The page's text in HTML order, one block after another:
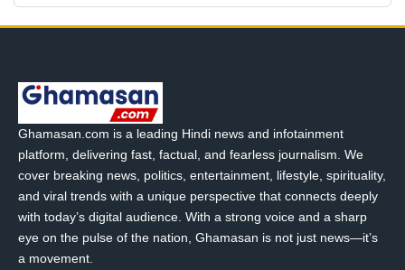
Ghamasan.com is a leading Hindi news and infotainment
platform, delivering fast, factual, and fearless journalism. We
cover breaking news, politics, entertainment, lifestyle, spirituality,
and viral trends with a unique perspective that connects deeply
with today’s digital audience. With a strong voice and a sharp
eye on the pulse of the nation, Ghamasan is not just news—it’s
a movement.